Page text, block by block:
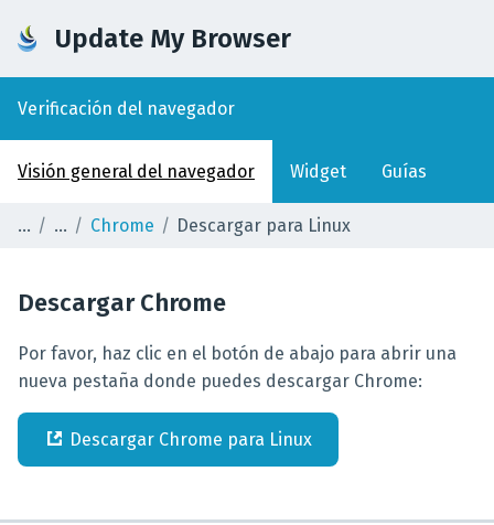
Update My Browser
Verificación del navegador
Visión general del navegador Widget Guías
Chrome Descargar para Linux
Descargar Chrome
Por favor, haz clic en el botón de abajo para abrir una
nueva pestaña donde puedes descargar Chrome:
Descargar Chrome para Linux